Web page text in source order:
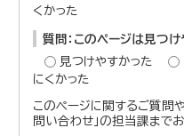
くかった
質問：このページは見つ
見つけやすかった
にくかった
このページに関するご質問
問い合わせ」の担当課まで